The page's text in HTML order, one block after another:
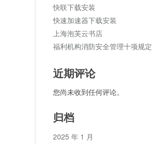
快联下载安装
快速加速器下载安装
上海泡芙云书店
福利机构消防安全管理十项规定
近期评论
您尚未收到任何评论。
归档
2025 年 1 月